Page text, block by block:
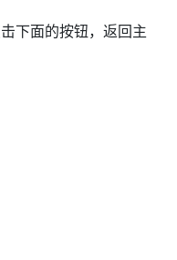
下面的按钮，返回主